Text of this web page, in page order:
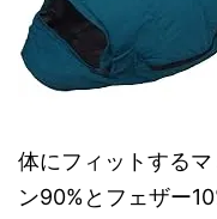
体にフィットする
ン90%とフェザー